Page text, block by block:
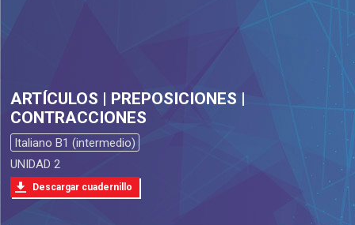
ARTÍCULOS | PREPOSICIONES |
CONTRACCIONES
Italiano B1 (intermedio)
UNIDAD 2
Descargar cuadernillo